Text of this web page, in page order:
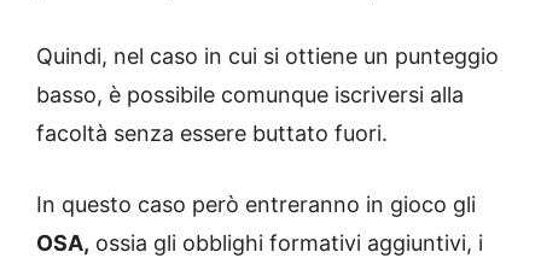
Quindi, nel caso in cui si ottiene un punteggio
basso, è possibile comunque iscriversi alla
facoltà senza essere buttato fuori.
In questo caso però entreranno in gioco gli
OSA, ossia gli obblighi formativi aggiuntivi, i